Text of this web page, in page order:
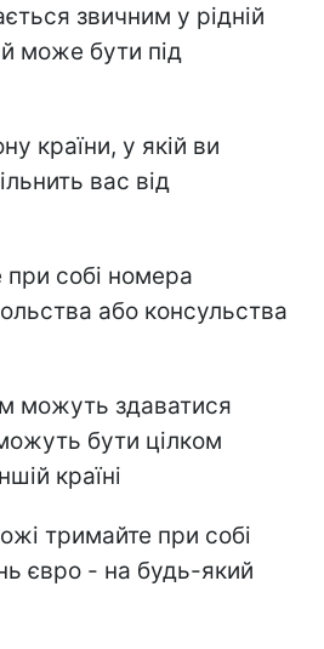
звичним у рідній
може бути під
країни, у якій ви
вас від
собі номера
або консульства
можуть здаватися
бути цілком
країні
тримайте при собі
євро - на будь-який